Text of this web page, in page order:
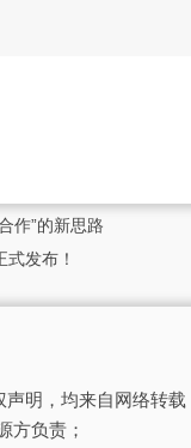
作”的新思路
发布！
明，均来自网络转载
方负责；